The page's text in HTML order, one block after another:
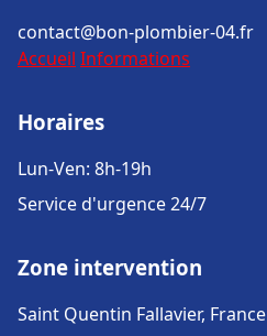
contact@bon-plombier-04.fr
Accueil Informations
Horaires
Lun-Ven: 8h-19h
Service d'urgence 24/7
Zone intervention
Saint Quentin Fallavier, France